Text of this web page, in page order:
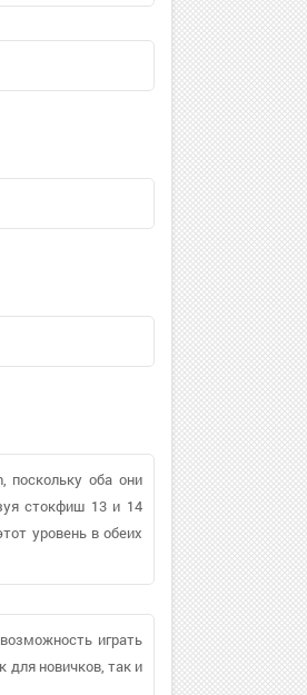
поскольку оба они
стокфиш 13 и 14
уровень в обеих
играть
для новичков, так и